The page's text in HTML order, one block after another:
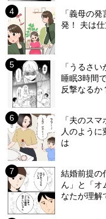
「義母の
発！ 夫は
「うるさ
睡眠3時間
反撃なるか
「夫のス
人のように
は
結婚前提の
ん」と「オ
なたが理解